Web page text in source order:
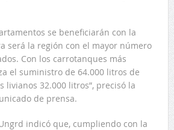
se beneficiarán con la
será la región con el mayor número
Con los carrotanques más
el suministro de 64.000 litros de
livianos 32.000 litros”, precisó la
de prensa.
indicó que, cumpliendo con la